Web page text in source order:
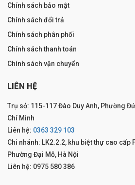
Chính sách bảo mật
Chính sách đổi trả
Chính sách phân phối
Chính sách thanh toán
Chính sách vận chuyển
LIÊN HỆ
Trụ sở: 115-117 Đào Duy Anh, Phường
Chí Minh
Liên hệ: 0363 329 103
Chi nhánh: LK2.2.2, khu biệt thự cao cấp
Phường Đại Mỗ, Hà Nội
Liên hệ: 0975 580 386